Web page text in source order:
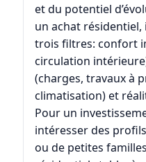
et du potentiel
un achat
trois filtres: confort
circulation
(charges, travaux à
climatisation) et
Pour un
intéresser des
ou de petites